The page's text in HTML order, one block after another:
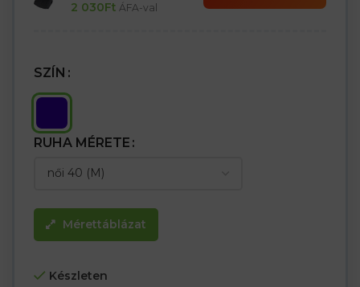
2 030Ft ÁFA-val
SZÍN
RUHA MÉRETE
Mérettáblázat
Készleten